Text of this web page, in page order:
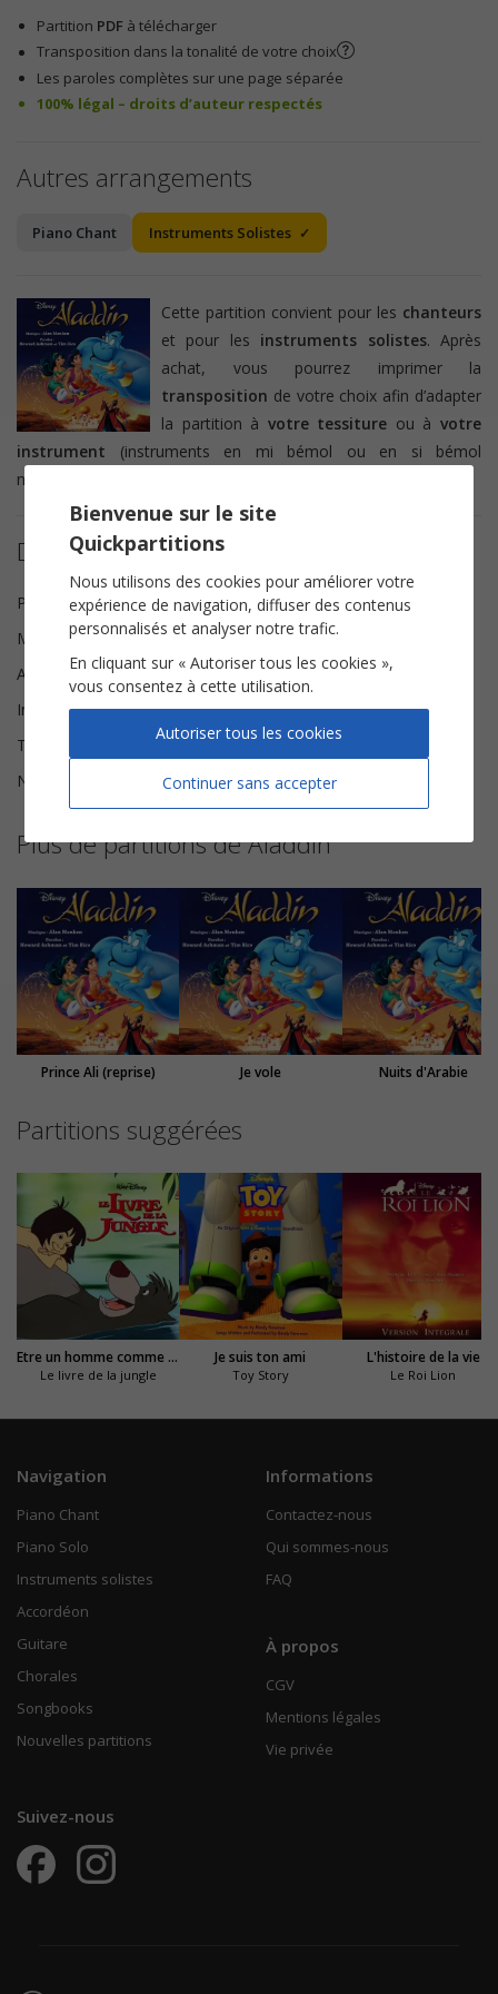
Partition PDF à télécharger
Transposition dans la tonalité de votre choix
Les paroles complètes sur une page séparée
100% légal – droits d’auteur respectés
Autres arrangements
Piano Chant Instruments Solistes
Cette partition convient pour les chanteurs
et pour les instruments solistes. Après
achat, vous pourrez imprimer la
transposition de votre choix afin d’adapter
la partition à votre tessiture ou àvotre
instrument (instruments en mi bémol ou en si bémol
notamment).
Détails de la partition
Paroles
Tim Rice
Musique
Alan Menken
Arrangeur
Philippe Videcoq
Instrumentation
Instruments Solistes
Tonalité
Ré majeur
Nombre de pages
5
Plus de partitions de Aladdin
Prince Ali (reprise) Je vole Nuits d'Arabie
Partitions suggérées
Etre un homme comme vous
Le livre de la jungle
Je suis ton ami
Toy Story
L'histoire de la vie
Le Roi Lion
Navigation
Piano Chant
Piano Solo
Instruments solistes
Accordéon
Guitare
Chorales
Songbooks
Nouvelles partitions
Informations
Contactez-nous
Qui sommes-nous
FAQ
À propos
CGV
Mentions légales
Vie privée
Suivez-nous
Bienvenue sur le site
Quickpartitions
Nous utilisons des cookies pour améliorer votre
expérience de navigation, diffuser des contenus
personnalisés et analyser notre trafic.
En cliquant sur « Autoriser tous les cookies »,
vous consentez à cette utilisation.
Continuer sans accepter
Autoriser tous les cookies